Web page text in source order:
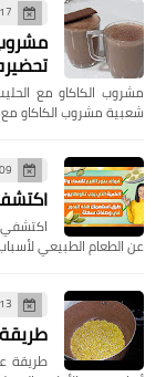
17 سبتمبر 2024
مشروب الكاكاو مع
شعبية مشروب الكاكاو
09 أكتوبر 2024
اكتشفي
عن الطعام الطبيعي
13 سبتمبر 2024
طريقة